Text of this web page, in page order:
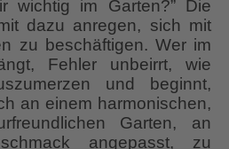
wichtig im Garten?” Die
dazu anregen, sich mit
zu beschäftigen. Wer im
Fehler unbeirrt, wie
und beginnt,
an einem harmonischen,
Garten, an
angepasst, zu